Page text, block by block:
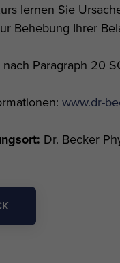
lernen Sie
Behebung Ihrer
nach Paragraph 20
www.dr-
Dr. Becker